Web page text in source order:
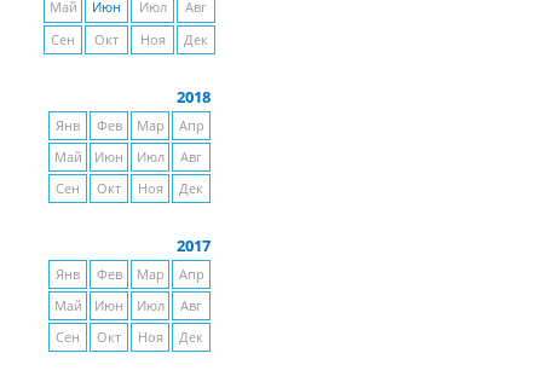
Май Июн Июл
Авг
Сен
Окт Ноя Дек
2018
Янв Фев Мар
Апр
Май
Июн Июл
Авг
Сен
Окт Ноя Дек
2017
Янв Фев Мар
Апр
Май
Июн Июл
Авг
Сен
Окт Ноя Дек